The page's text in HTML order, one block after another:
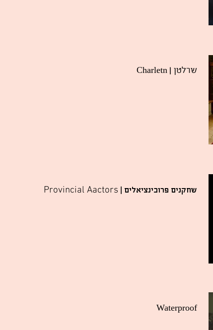
שרלטן | Charletn
Waterproof
שחקנים פרובינציאלים | Provincial Aactors